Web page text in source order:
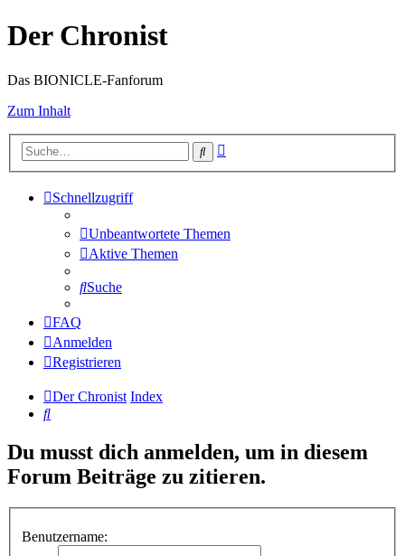
Der Chronist
Das BIONICLE-Fanforum
Zum Inhalt
Suche
Schnellzugriff
Unbeantwortete Themen
Aktive Themen
Suche
FAQ
Anmelden
Registrieren
Der Chronist Index
Suche
Du musst dich anmelden, um in diesem
Forum Beiträge zu zitieren.
Benutzername: